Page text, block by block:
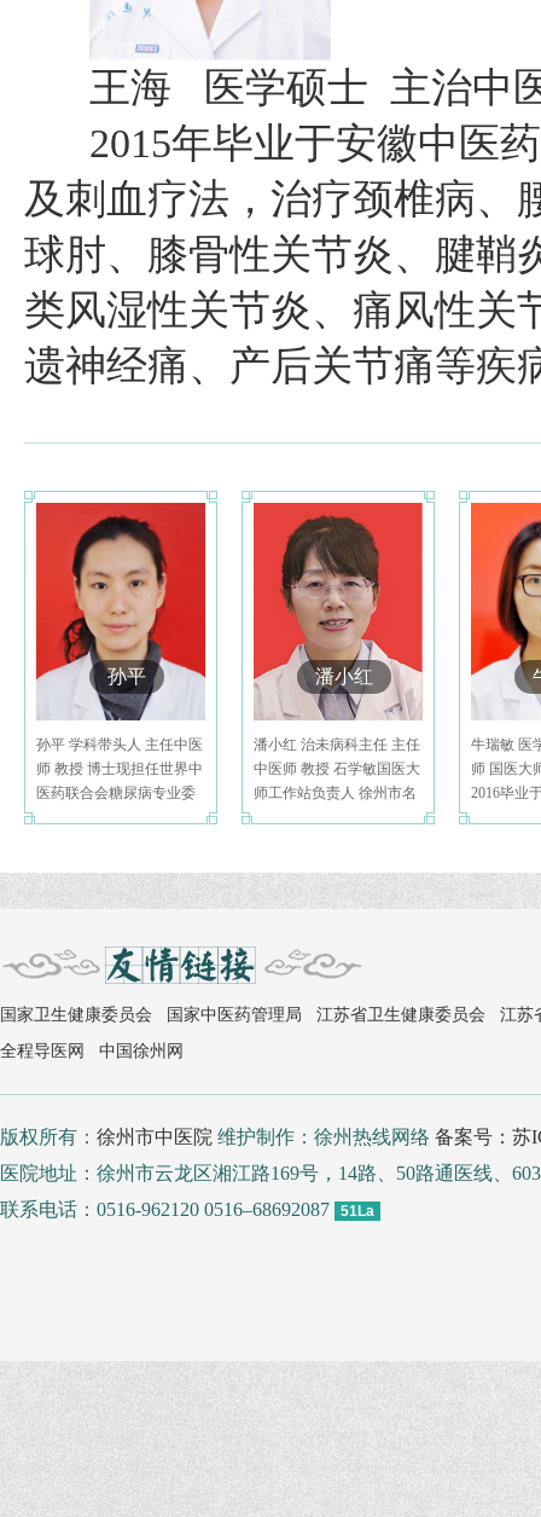
王海 医学硕士 主治中医
2015年毕业于安徽中医药
及刺血疗法，治疗颈椎病、
球肘、膝骨性关节炎、腱鞘
类风湿性关节炎、痛风性关
遗神经痛、产后关节痛等疾
孙平
孙平 学科带头人 主任中医
师 教授 博士现担任世界中
医药联合会糖尿病专业委
潘小红
潘小红 治未病科主任 主任
中医师 教授 石学敏国医大
师工作站负责人 徐州市名
牛瑞敏 医
师 国医大
2016毕业
国家卫生健康委员会 国家中医药管理局 江苏省卫生健康委员会
江苏
全程导医网
中国徐州网
版权所有： 徐州市中医院 维护制作：徐州热线网络 备案号：苏
医院地址：徐州市云龙区湘江路169号，14路、50路通医线、
联系电话：0516-962120 0516–68692087
51La